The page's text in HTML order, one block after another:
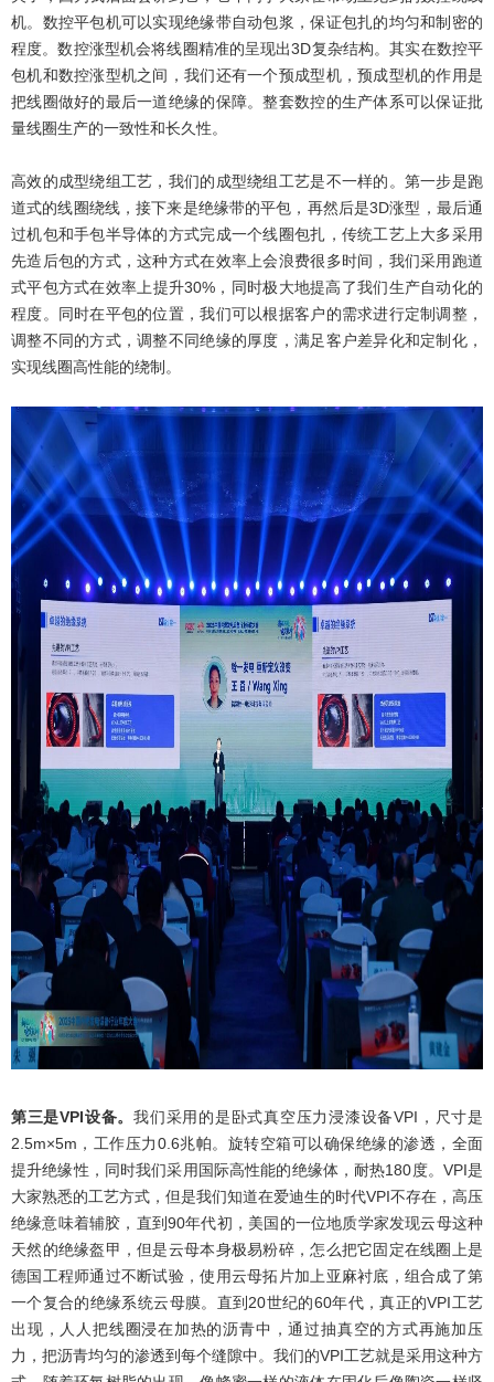
机。数控平包机可以实现绝缘带自动包浆，保证包扎的均匀和制密的
程度。数控涨型机会将线圈精准的呈现出3D复杂结构。其实在数控平
包机和数控涨型机之间，我们还有一个预成型机，预成型机的作用是
把线圈做好的最后一道绝缘的保障。整套数控的生产体系可以保证批
量线圈生产的一致性和长久性。
高效的成型绕组工艺，我们的成型绕组工艺是不一样的。第一步是跑
道式的线圈绕线，接下来是绝缘带的平包，再然后是3D涨型，最后通
过机包和手包半导体的方式完成一个线圈包扎，传统工艺上大多采用
先造后包的方式，这种方式在效率上会浪费很多时间，我们采用跑道
式平包方式在效率上提升30%，同时极大地提高了我们生产自动化的
程度。同时在平包的位置，我们可以根据客户的需求进行定制调整，
调整不同的方式，调整不同绝缘的厚度，满足客户差异化和定制化，
实现线圈高性能的绕制。
第三是VPI设备。我们采用的是卧式真空压力浸漆设备VPI，尺寸是
2.5m×5m，工作压力0.6兆帕。旋转空箱可以确保绝缘的渗透，全面
提升绝缘性，同时我们采用国际高性能的绝缘体，耐热180度。VPI是
大家熟悉的工艺方式，但是我们知道在爱迪生的时代VPI不存在，高压
绝缘意味着辅胶，直到90年代初，美国的一位地质学家发现云母这种
天然的绝缘盔甲，但是云母本身极易粉碎，怎么把它固定在线圈上是
德国工程师通过不断试验，使用云母拓片加上亚麻衬底，组合成了第
一个复合的绝缘系统云母膜。直到20世纪的60年代，真正的VPI工艺
出现，人人把线圈浸在加热的沥青中，通过抽真空的方式再施加压
力，把沥青均匀的渗透到每个缝隙中。我们的VPI工艺就是采用这种方